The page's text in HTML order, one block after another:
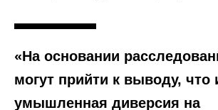
«На основании
могут прийти к выводу, что
умышленная диверсия на